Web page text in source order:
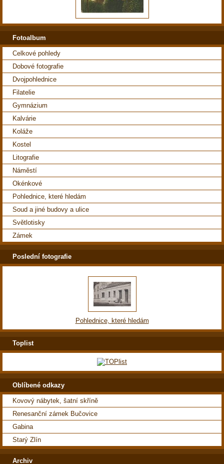
Fotoalbum
Celkové pohledy
Dobové fotografie
Dvojpohlednice
Filatelie
Gymnázium
Kalvárie
Koláže
Kostel
Litografie
Náměstí
Okénkové
Pohlednice, které hledám
Soud a jiné budovy a ulice
Světlotisky
Zámek
Poslední fotografie
Pohlednice, které hledám
Toplist
Oblíbené odkazy
Kovový nábytek, šatní skříně
Renesanční zámek Bučovice
Gabina
Starý Zlín
Archiv